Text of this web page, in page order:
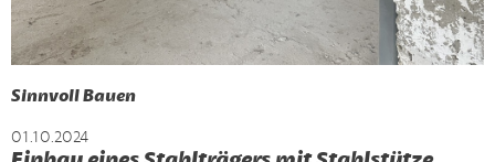
Sinnvoll Bauen
01.10.2024